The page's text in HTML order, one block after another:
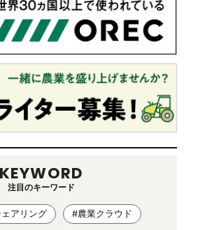
KEYWORD
注目のキーワード
アリング #農業クラウド